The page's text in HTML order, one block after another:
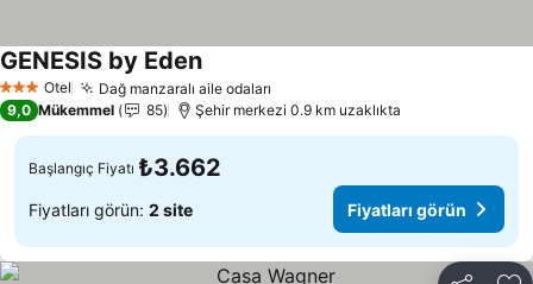
3 YıldızOtel Dağ manzaralı aile odaları
GENESIS by EdenFiyatları görün
9,0 Mükemmel 85 Şehir merkezi 0.9 km uzaklıkta
Başlangıç Fiyatı ₺3.662
Fiyatları görün: 2 site Fiyatları görün